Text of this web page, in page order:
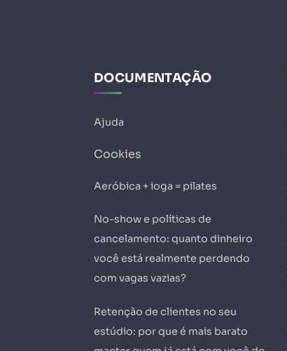
DOCUMENTAÇÃO
Ajuda
Cookies
Aeróbica + ioga = pilates
No-show e políticas de
cancelamento: quanto dinheiro
você está realmente perdendo
com vagas vazias?
Retenção de clientes no seu
estúdio: por que é mais barato